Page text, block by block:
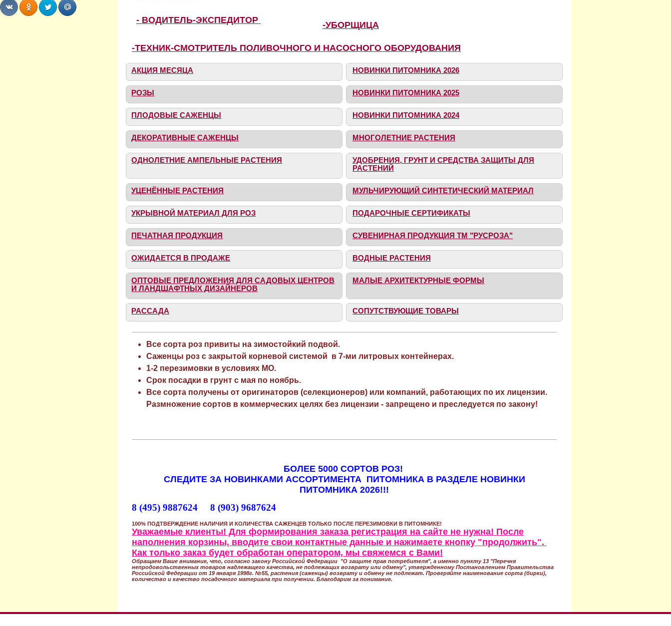
- ВОДИТЕЛЬ-ЭКСПЕДИТОР -УБОРЩИЦА
-ТЕХНИК-СМОТРИТЕЛЬ ПОЛИВОЧНОГО И НАСОСНОГО ОБОРУДОВАНИЯ
АКЦИЯ МЕСЯЦА НОВИНКИ ПИТОМНИКА 2026
РОЗЫ НОВИНКИ ПИТОМНИКА 2025
ПЛОДОВЫЕ САЖЕНЦЫ НОВИНКИ ПИТОМНИКА 2024
ДЕКОРАТИВНЫЕ САЖЕНЦЫ МНОГОЛЕТНИЕ РАСТЕНИЯ
ОДНОЛЕТНИЕ АМПЕЛЬНЫЕ РАСТЕНИЯ
УДОБРЕНИЯ, ГРУНТ И СРЕДСТВА ЗАЩИТЫ ДЛЯ
РАСТЕНИЙ
УЦЕНЁННЫЕ РАСТЕНИЯ МУЛЬЧИРУЮЩИЙ СИНТЕТИЧЕСКИЙ МАТЕРИАЛ
УКРЫВНОЙ МАТЕРИАЛ ДЛЯ РОЗ ПОДАРОЧНЫЕ СЕРТИФИКАТЫ
ПЕЧАТНАЯ ПРОДУКЦИЯ СУВЕНИРНАЯ ПРОДУКЦИЯ ТМ "РУСРОЗА"
ОЖИДАЕТСЯ В ПРОДАЖЕ ВОДНЫЕ РАСТЕНИЯ
ОПТОВЫЕ ПРЕДЛОЖЕНИЯ ДЛЯ САДОВЫХ ЦЕНТРОВ
И ЛАНДШАФТНЫХ ДИЗАЙНЕРОВ
МАЛЫЕ АРХИТЕКТУРНЫЕ ФОРМЫ
РАССАДА СОПУТСТВУЮЩИЕ ТОВАРЫ
Все сорта роз привиты на зимостойкий подвой.
Саженцы роз с закрытой корневой системой в 7-ми литровых контейнерах.
1-2 перезимовки в условиях МО.
Срок посадки в грунт с мая по ноябрь.
Все сорта получены от оригинаторов (селекционеров) или компаний, работающих по их лицензии.
Размножение сортов в коммерческих целях без лицензии - запрещено и преследуется по закону!
БОЛЕЕ 5000 СОРТОВ РОЗ!
СЛЕДИТЕ ЗА НОВИНКАМИ АССОРТИМЕНТА ПИТОМНИКА В РАЗДЕЛЕ НОВИНКИ
ПИТОМНИКА 2026!!!
8 (495) 9887624 8 (903) 9687624
100% ПОДТВЕРЖДЕНИЕ НАЛИЧИЯ И КОЛИЧЕСТВА САЖЕНЦЕВ ТОЛЬКО ПОСЛЕ ПЕРЕЗИМОВКИ В ПИТОМНИКЕ!
Уважаемые клиенты! Для формирования заказа регистрация на сайте не нужна! После
наполнения корзины, вводите свои контактные данные и нажимаете кнопку "продолжить".
Как только заказ будет обработан оператором, мы свяжемся с Вами!
Обращаем Ваше внимание, что, согласно закону Российской Федерации "О защите прав потребителя", а именно пункту 13 "Перечня
непродовольственных товаров надлежащего качества, не подлежащих возврату или обмену", утвержденному Постановлением Правительства
Российской Федерации от 19 января 1998г. №55, растения (саженцы) возврату и обмену не подлежат. Проверяйте наименование сорта (бирки),
количество и качество посадочного материала при получении. Благодарим за понимание.